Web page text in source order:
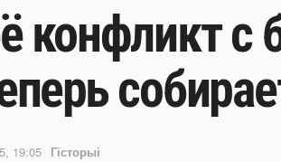
конфликт с
19:05 Гісторыі